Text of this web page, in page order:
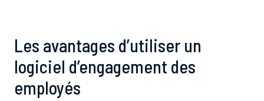
Les avantages d’utiliser un
logiciel d’engagement des
employés